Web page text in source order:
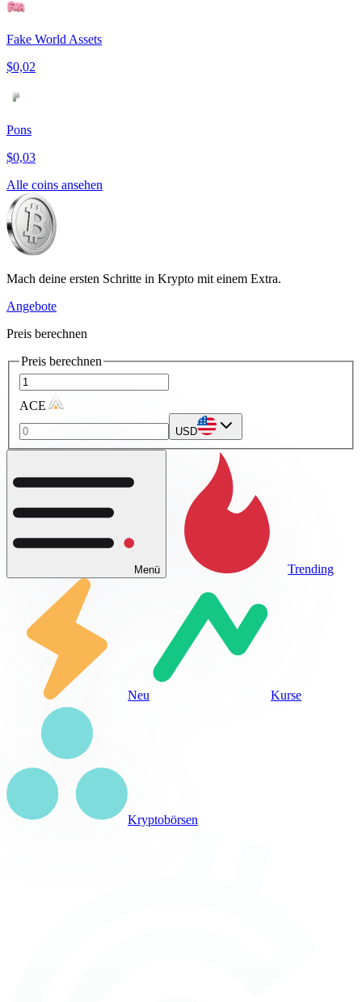
Fake World Assets
$0,02
Pons
$0,03
Alle coins ansehen
Mach deine ersten Schritte in Krypto mit einem Extra.
Angebote
Preis berechnen
Preis berechnen
ACE
USD
Menü Trending
Neu Kurse
Kryptobörsen